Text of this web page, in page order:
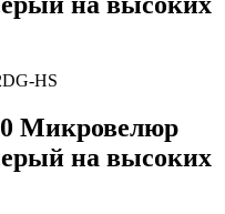
HS
Микровелюр
на высоких